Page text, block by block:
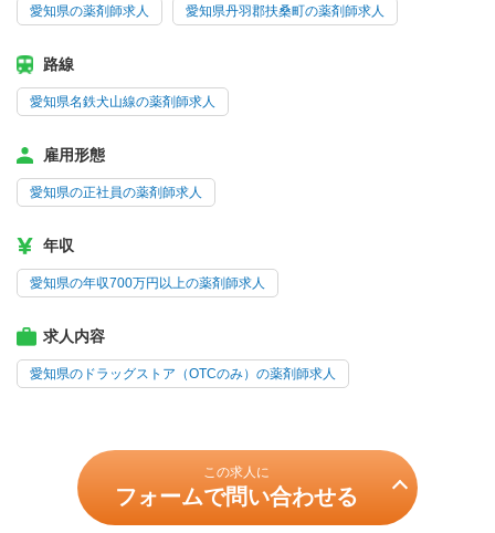
愛知県の薬剤師求人 愛知県丹羽郡扶桑町の薬剤師求人
路線
愛知県名鉄犬山線の薬剤師求人
雇用形態
愛知県の正社員の薬剤師求人
年収
愛知県の年収700万円以上の薬剤師求人
求人内容
愛知県のドラッグストア（OTCのみ）の薬剤師求人
この求人に
フォームで問い合わせる